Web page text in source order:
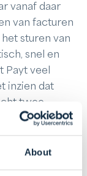
About
vanaf daar
van facturen
sturen van
snel en
veel
inzien dat
twee
is Payt een
Het voelt